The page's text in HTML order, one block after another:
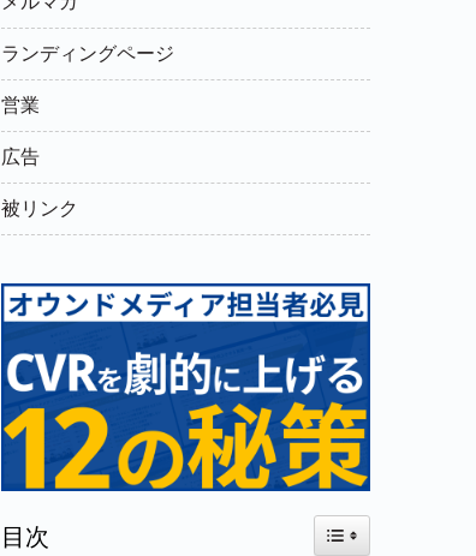
ランディングページ
営業
広告
被リンク
目次 Toggle Table of